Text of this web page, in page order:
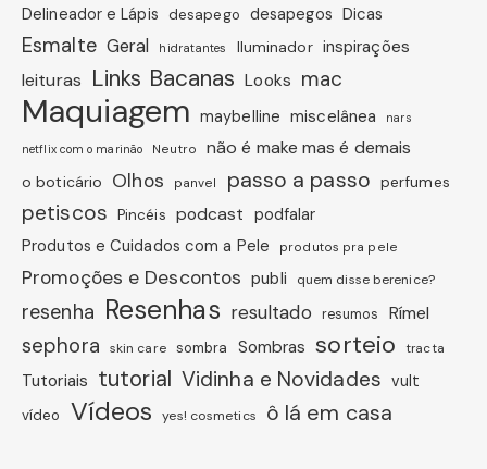
Delineador e Lápis desapego desapegos Dicas
Esmalte Geral hidratantes Iluminador inspirações
leituras Links Bacanas Looks mac
Maquiagem maybelline miscelânea nars
netflix com o marinão Neutro não é make mas é demais
o boticário Olhos panvel passo a passo perfumes
petiscos Pincéis podcast podfalar
Produtos e Cuidados com a Pele
produtos pra pele
Promoções e Descontos publi quem disse berenice?
resenha Resenhas resultado resumos Rímel
sephora skin care sombra Sombras sorteio tracta
Tutoriais tutorial Vidinha e Novidades vult
vídeo Vídeos yes! cosmetics ô lá em casa